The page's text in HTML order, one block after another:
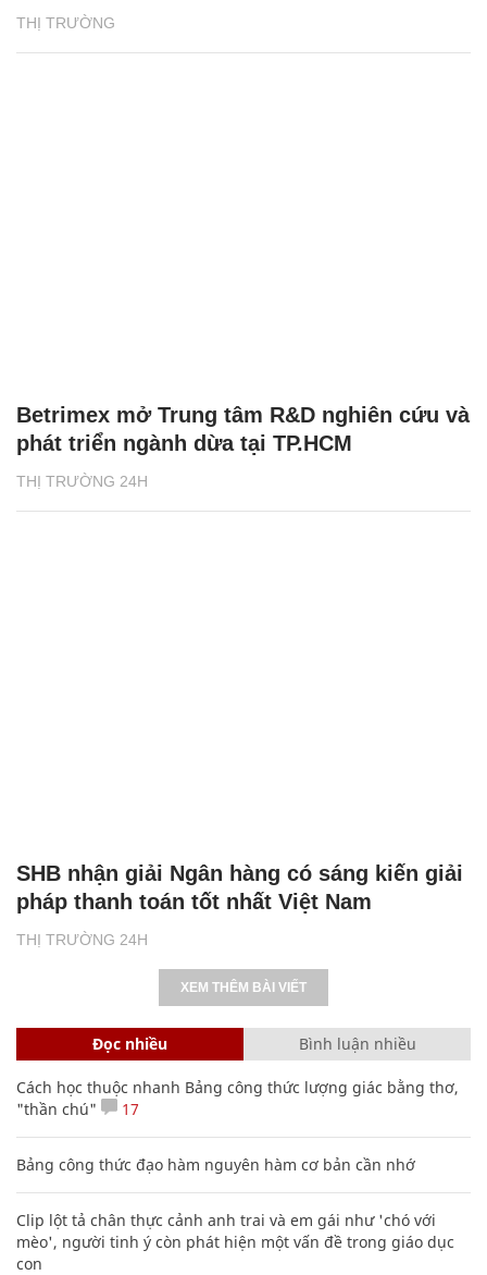
THỊ TRƯỜNG
THỊ TRƯỜNG 24H
Betrimex mở Trung tâm R&D nghiên cứu và
phát triển ngành dừa tại TP.HCM
THỊ TRƯỜNG 24H
SHB nhận giải Ngân hàng có sáng kiến giải
pháp thanh toán tốt nhất Việt Nam
XEM THÊM BÀI VIẾT
Đọc nhiều Bình luận nhiều
Cách học thuộc nhanh Bảng công thức lượng giác bằng thơ,
"thần chú"
17
Bảng công thức đạo hàm nguyên hàm cơ bản cần nhớ
Clip lột tả chân thực cảnh anh trai và em gái như 'chó với
mèo', người tinh ý còn phát hiện một vấn đề trong giáo dục
con